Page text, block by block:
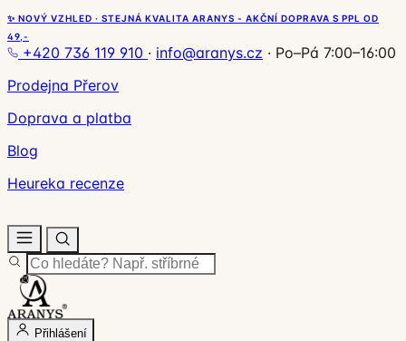
✨ NOVÝ VZHLED · STEJNÁ KVALITA ARANYS - AKČNÍ DOPRAVA S PPL OD
49,-
+420 736 119 910 · info@aranys.cz · Po–Pá 7:00–16:00
Prodejna Přerov
Doprava a platba
Blog
Heureka recenze
Přihlášení